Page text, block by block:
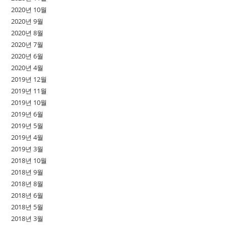
2020년 10월
2020년 9월
2020년 8월
2020년 7월
2020년 6월
2020년 4월
2019년 12월
2019년 11월
2019년 10월
2019년 6월
2019년 5월
2019년 4월
2019년 3월
2018년 10월
2018년 9월
2018년 8월
2018년 6월
2018년 5월
2018년 3월